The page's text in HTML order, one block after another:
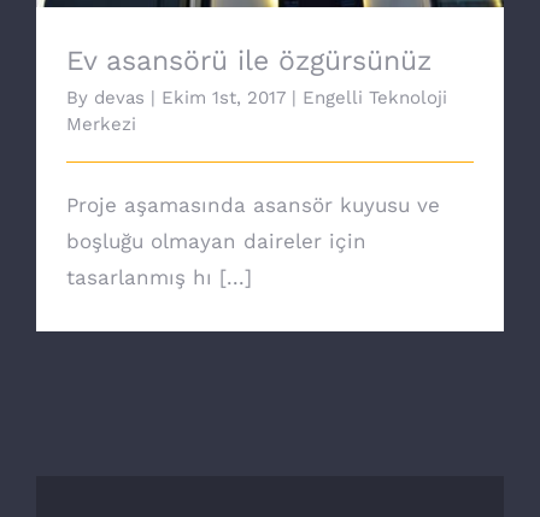
Ev asansörü ile özgürsünüz
By devas | Ekim 1st, 2017 | Engelli Teknoloji
Merkezi
Proje aşamasında asansör kuyusu ve
boşluğu olmayan daireler için
tasarlanmış hı [...]